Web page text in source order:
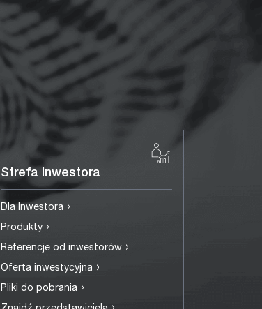
Strefa Inwestora
Dla Inwestora ›
Produkty ›
Referencje od inwestorów ›
Oferta inwestycyjna ›
Pliki do pobrania ›